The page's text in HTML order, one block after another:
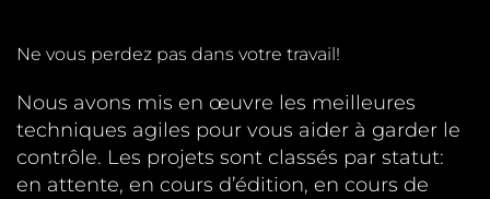
Ne vous perdez pas dans votre travail!
Nous avons mis en œuvre les meilleures
techniques agiles pour vous aider à garder le
contrôle. Les projets sont classés par statut:
en attente, en cours d’édition, en cours de